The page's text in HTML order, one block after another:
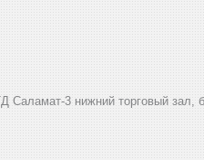
Саламат-3 нижний торговый зал,